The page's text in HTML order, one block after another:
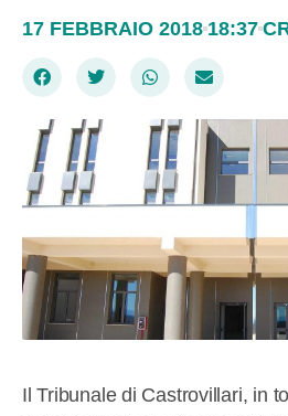
17 FEBBRAIO 2018 18:37
Il Tribunale di Castrovillari, in